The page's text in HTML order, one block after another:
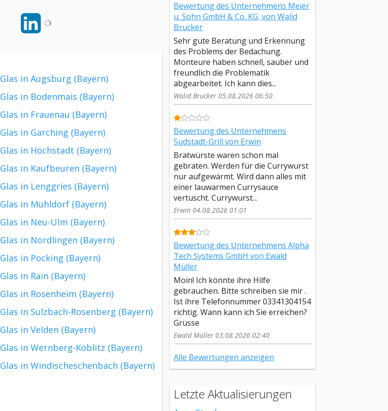
Glas in Augsburg (Bayern)
Glas in Bodenmais (Bayern)
Glas in Frauenau (Bayern)
Glas in Garching (Bayern)
Glas in Höchstadt (Bayern)
Glas in Kaufbeuren (Bayern)
Glas in Lenggries (Bayern)
Glas in Mühldorf (Bayern)
Glas in Neu-Ulm (Bayern)
Glas in Nördlingen (Bayern)
Glas in Pocking (Bayern)
Glas in Rain (Bayern)
Glas in Rosenheim (Bayern)
Glas in Sulzbach-Rosenberg (Bayern)
Glas in Velden (Bayern)
Glas in Wernberg-Köblitz (Bayern)
Glas in Windischeschenbach (Bayern)
Bewertung des Unternehmens Meier
u. Sohn GmbH & Co. KG, von Walid
Brucker
Sehr gute Beratung und Erkennung
des Problems der Bedachung.
Monteure haben schnell, sauber und
freundlich die Problematik
abgearbeitet. Ich kann dies...
Walid Brucker 05.08.2026 06:50
Bewertung des Unternehmens
Südstadt-Grill von Erwin
Bratwürste waren schon mal
gebraten. Werden für die Currywurst
nur aufgewärmt. Wird dann alles mit
einer lauwarmen Currysauce
vertuscht. Currywurst...
Erwin 04.08.2026 01:01
Bewertung des Unternehmens Alpha
Tech Systems GmbH von Ewald
Müller
Moin! Ich könnte ihre Hilfe
gebrauchen. Bitte schreiben sie mir .
Ist ihre Telefonnummer 03341304154
richtig. Wann kann ich Sie erreichen?
Grüsse
Ewald Müller 03.08.2026 02:40
Alle Bewertungen anzeigen
Letzte Aktualisierungen